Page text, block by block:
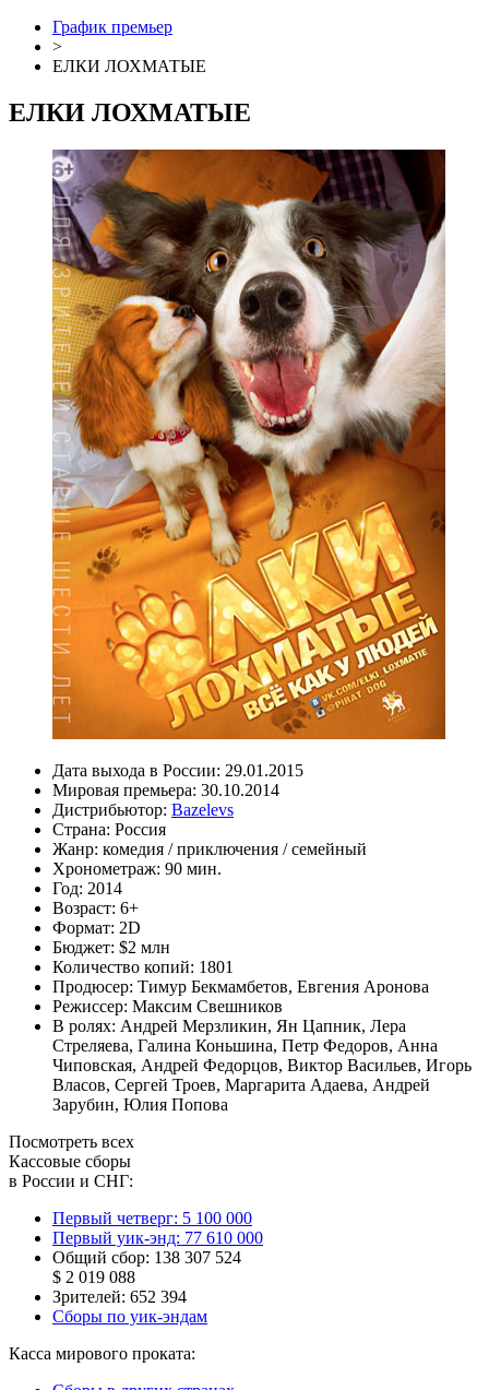
График премьер
>
ЕЛКИ ЛОХМАТЫЕ
ЕЛКИ ЛОХМАТЫЕ
Дата выхода в России: 29.01.2015
Мировая премьера: 30.10.2014
Дистрибьютор: Bazelevs
Страна: Россия
Жанр: комедия /приключения /семейный
Хронометраж: 90 мин.
Год: 2014
Возраст: 6+
Формат: 2D
Бюджет: $2 млн
Количество копий: 1801
Продюсер: Тимур Бекмамбетов, Евгения Аронова
Режиссер: Максим Свешников
В ролях: Андрей Мерзликин, Ян Цапник, Лера
Стреляева, Галина Коньшина, Петр Федоров, Анна
Чиповская, Андрей Федорцов, Виктор Васильев, Игорь
Власов, Сергей Троев, Маргарита Адаева, Андрей
Зарубин, Юлия Попова
Посмотреть всех
Кассовые сборы
в России и СНГ:
Первый четверг: 5 100 000
Первый уик-энд: 77 610 000
Общий сбор: 138 307 524
$ 2 019 088
Зрителей: 652 394
Сборы по уик-эндам
Касса мирового проката: